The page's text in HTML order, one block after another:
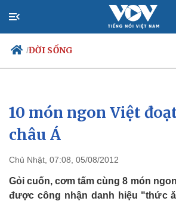
/ĐỜI SỐNG
Chính trị
Đảng
Tổ chức nhân sự
Nhận diện sự thật
Xã hội
Việc làm
Biển
10 món ngon Việt
châu Á
Chủ Nhật, 07:08, 05/08/2012
Gỏi cuốn, cơm tấm cùng 8 món
được công nhận danh hiệu "thức